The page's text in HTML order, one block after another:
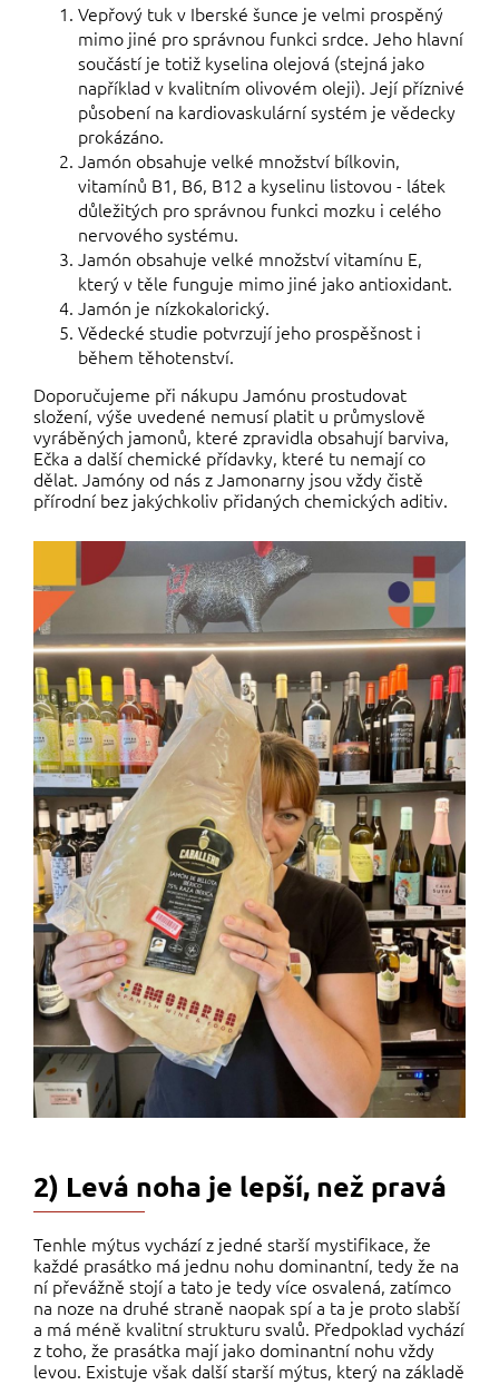
Vepřový tuk v Iberské šunce je velmi prospěný
mimo jiné pro správnou funkci srdce. Jeho hlavní
součástí je totiž kyselina olejová (stejná jako
například v kvalitním olivovém oleji). Její příznivé
působení na kardiovaskulární systém je vědecky
prokázáno.
Jamón obsahuje velké množství bílkovin,
vitamínů B1, B6, B12 a kyselinu listovou - látek
důležitých pro správnou funkci mozku i celého
nervového systému.
Jamón obsahuje velké množství vitamínu E,
který v těle funguje mimo jiné jako antioxidant.
Jamón je nízkokalorický.
Vědecké studie potvrzují jeho prospěšnost i
během těhotenství.
Doporučujeme při nákupu Jamónu prostudovat
složení, výše uvedené nemusí platit u průmyslově
vyráběných jamonů, které zpravidla obsahují barviva,
Ečka a další chemické přídavky, které tu nemají co
dělat. Jamóny od nás z Jamonarny jsou vždy čistě
přírodní bez jakýchkoliv přidaných chemických aditiv.
2) Levá noha je lepší, než pravá
Tenhle mýtus vychází z jedné starší mystifikace, že
každé prasátko má jednu nohu dominantní, tedy že na
ní převážně stojí a tato je tedy více osvalená, zatímco
na noze na druhé straně naopak spí a ta je proto slabší
a má méně kvalitní strukturu svalů. Předpoklad vychází
z toho, že prasátka mají jako dominantní nohu vždy
levou. Existuje však další starší mýtus, který na základě